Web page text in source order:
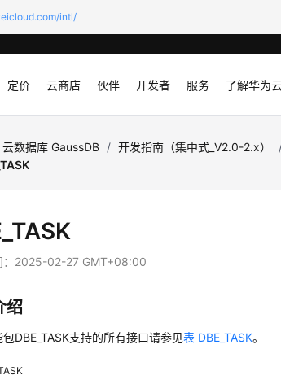
intl/
定价 云商店 伙伴 开发者 服务 了解华为
云数据库 GaussDB / 开发指南（集中式_V2.0-2.x）
2025-02-27 GMT+08:00
绍
DBE_TASK支持的所有接口请参见表 DBE_TASK。